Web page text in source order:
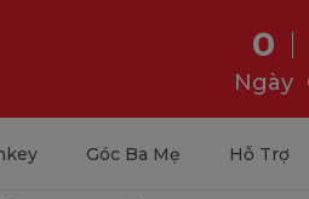
0
Ngày
Góc Ba Mẹ Hỗ Trợ